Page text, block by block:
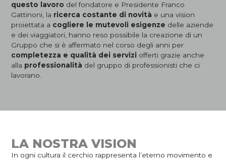
questo lavoro del fondatore e Presidente Franco
Gattinoni, la ricerca costante di novità e una vision
proiettata a cogliere le mutevoli esigenze delle aziende
e dei viaggiatori, hanno reso possibile la creazione di un
Gruppo che si è affermato nel corso degli anni per
completezza e qualità dei servizi offerti grazie anche
alla professionalità del gruppo di professionisti che ci
lavorano.
LA NOSTRA VISION
In ogni cultura il cerchio rappresenta l’eterno movimento e